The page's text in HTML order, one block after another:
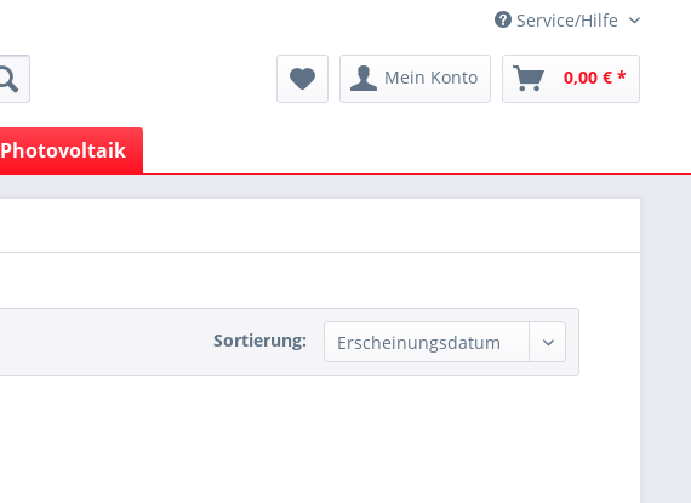
Service/Hilfe
Mein Konto 0,00 € *
Photovoltaik
Sortierung: